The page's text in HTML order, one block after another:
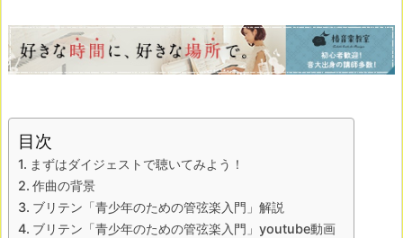
目次
まずはダイジェストで聴いてみよう！
作曲の背景
ブリテン「青少年のための管弦楽入門」解説
ブリテン「青少年のための管弦楽入門」youtube動画